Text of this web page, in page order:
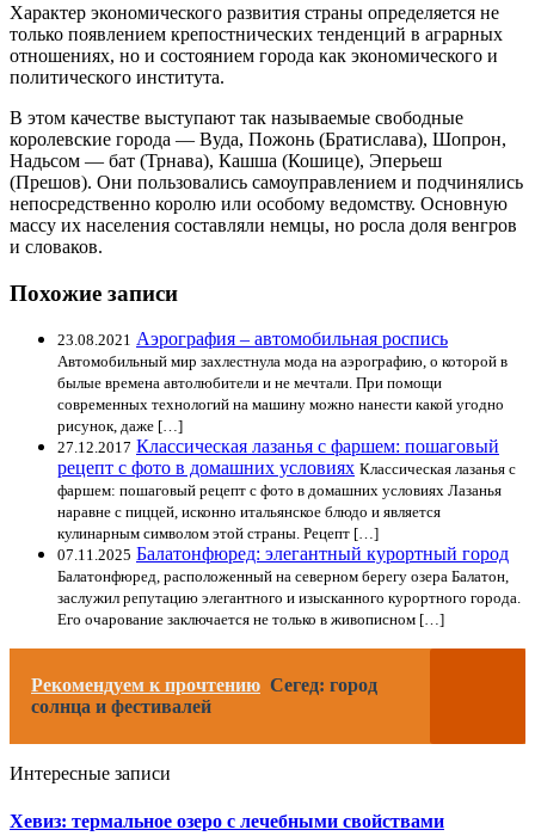
Характер экономического развития страны определяется не
только появлением крепостнических тенденций в аграрных
отношениях, но и состоянием города как экономического и
политического института.
В этом качестве выступают так называемые свободные
королевские города — Вуда, Пожонь (Братислава), Шопрон,
Надьсом — бат (Трнава), Кашша (Кошице), Эперьеш
(Прешов). Они пользовались самоуправлением и подчинялись
непосредственно королю или особому ведомству. Основную
массу их населения составляли немцы, но росла доля венгров
и словаков.
Похожие записи
23.08.2021 Аэрография – автомобильная роспись
Автомобильный мир захлестнула мода на аэрографию, о которой в
былые времена автолюбители и не мечтали. При помощи
современных технологий на машину можно нанести какой угодно
рисунок, даже […]
27.12.2017 Классическая лазанья с фаршем: пошаговый
рецепт с фото в домашних условиях Классическая лазанья с
фаршем: пошаговый рецепт с фото в домашних условиях Лазанья
наравне с пиццей, исконно итальянское блюдо и является
кулинарным символом этой страны. Рецепт […]
07.11.2025 Балатонфюред: элегантный курортный город
Балатонфюред, расположенный на северном берегу озера Балатон,
заслужил репутацию элегантного и изысканного курортного города.
Его очарование заключается не только в живописном […]
Рекомендуем к прочтению Сегед: город
солнца и фестивалей
Интересные записи
Хевиз: термальное озеро с лечебными свойствами